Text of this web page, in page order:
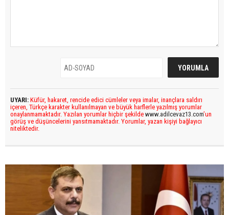
UYARI: Küfür, hakaret, rencide edici cümleler veya imalar, inançlara saldırı
içeren, Türkçe karakter kullanılmayan ve büyük harflerle yazılmış yorumlar
onaylanmamaktadır. Yazılan yorumlar hiçbir şekilde www.adilcevaz13.com’un
görüş ve düşüncelerini yansıtmamaktadır. Yorumlar, yazan kişiyi bağlayıcı
niteliktedir.